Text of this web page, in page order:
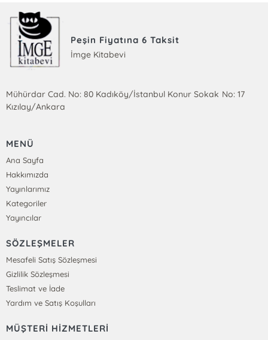
Peşin Fiyatına 6 Taksit
İmge Kitabevi
Mühürdar Cad. No: 80 Kadıköy/İstanbul Konur Sokak No: 17
Kızılay/Ankara
MENÜ
Ana Sayfa
Hakkımızda
Yayınlarımız
Kategoriler
Yayıncılar
SÖZLEŞMELER
Mesafeli Satış Sözleşmesi
Gizlilik Sözleşmesi
Teslimat ve İade
Yardım ve Satış Koşulları
MÜŞTERİ HİZMETLERİ